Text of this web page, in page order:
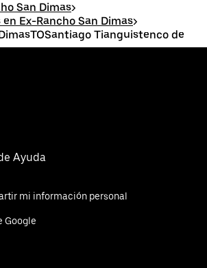
San Dimas>
Ex-Rancho San Dimas>
Tianguistenco de
Ayuda
mi información personal
Google